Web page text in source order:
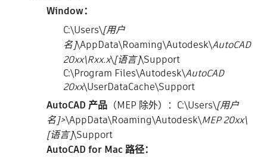
Window：
C:\Users\[用户
名]\AppData\Roaming\Autodesk\AutoCAD
20xx\Rxx.x\[语言]\Support
C:\Program Files\Autodesk\AutoCAD
20xx\UserDataCache\Support
AutoCAD 产品 （MEP 除外）：C:\Users\[用户
名]>\AppData\Roaming\Autodesk\MEP 20xx\
[语言]\Support
AutoCAD for Mac 路径：